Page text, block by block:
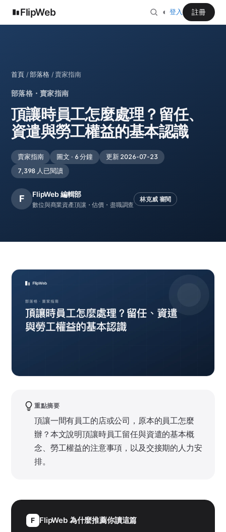
FlipWeb ◐ 登入 註冊
首頁/部落格/ 賣家指南
部落格・賣家指南
頂讓時員工怎麼處理？留任、
資遣與勞工權益的基本認識
賣家指南 圖文 · 6 分鐘
更新 2026-07-23
7,398 人已閱讀
F FlipWeb 編輯部
數位與商業資產頂讓・估價・盡職調查
林克威 審閱
重點摘要
頂讓一間有員工的店或公司，原本的員工怎麼
辦？本文說明頂讓時員工留任與資遣的基本概
念、勞工權益的注意事項，以及交接期的人力安
排。
F FlipWeb 為什麼推薦你讀這篇